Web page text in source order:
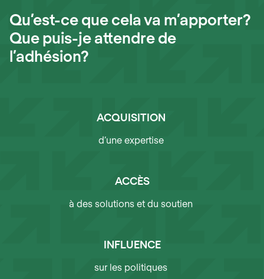
Qu’est-ce que cela va m’apporter?
Que puis-je attendre de
l’adhésion?
ACQUISITION
d’une expertise
ACCÈS
à des solutions et du soutien
INFLUENCE
sur les politiques